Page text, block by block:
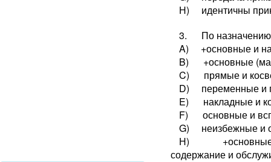
Н) идентичны
3. По назначению
A) +основные и
B) +основные
C) прямые и
D) переменные и
E) накладные и
F) основные и
G) неизбежные и
Н) +основные и
содержание и